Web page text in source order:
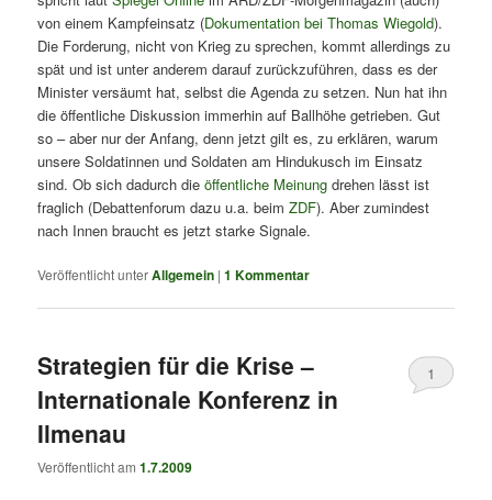
von einem Kampfeinsatz (Dokumentation bei Thomas Wiegold).
Die Forderung, nicht von Krieg zu sprechen, kommt allerdings zu
spät und ist unter anderem darauf zurückzuführen, dass es der
Minister versäumt hat, selbst die Agenda zu setzen. Nun hat ihn
die öffentliche Diskussion immerhin auf Ballhöhe getrieben. Gut
so – aber nur der Anfang, denn jetzt gilt es, zu erklären, warum
unsere Soldatinnen und Soldaten am Hindukusch im Einsatz
sind. Ob sich dadurch dieöffentliche Meinung drehen lässt ist
fraglich (Debattenforum dazu u.a. beimZDF). Aber zumindest
nach Innen braucht es jetzt starke Signale.
Veröffentlicht unterAllgemein |1 Kommentar
Strategien für die Krise –
Internationale Konferenz in
Ilmenau
Veröffentlicht am1.7.2009
1